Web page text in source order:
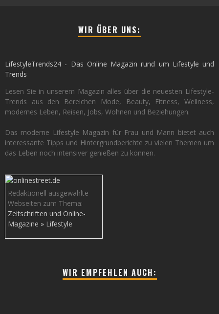
WIR ÜBER UNS:
LifestyleTrends24 - Das Online Magazin rund um Lifestyle und
Trends
Lesen Sie in unserem Magazin alles über die neuesten Lifestyle-
Trends aus den Bereichen Mode, Beauty, Fitness, Wellness,
modernes Leben, Reisen, Jobs, Wohnen und Beziehungen.
Das moderne Lifestyle Magazin für Frau und Mann bietet auch
interessante Tipps und Hintergrundberichte zu vielen Themen um
das Leben noch intensiver genießen zu können.
Redaktionell ausgewählte
Webseiten zum Thema:
Zeitschriften und Online-
Magazine » Lifestyle
WIR EMPFEHLEN AUCH: